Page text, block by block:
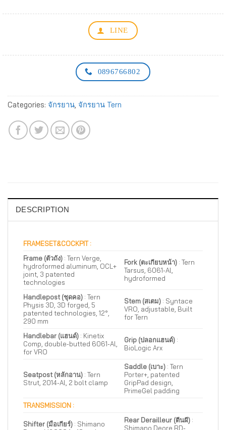
LINE
0896766802
Categories: จักรยาน, จักรยาน Tern
DESCRIPTION
FRAMESET&COCKPIT :
Frame (ตัวถัง) : Tern Verge,
hydroformed aluminum, OCL+
joint, 3 patented
technologies
Fork (ตะเกียบหน้า) : Tern
Tarsus, 6061-Al,
hydroformed
Handlepost (ชุดคอ) : Tern
Physis 3D, 3D forged, 5
patented technologies, 12°,
290 mm
Stem (สเตม) : Syntace
VRO, adjustable, Built
for Tern
Handlebar (แฮนด์) : Kinetix
Comp, double-butted 6061-Al,
for VRO
Grip (ปลอกแฮนด์) :
BioLogic Arx
Seatpost (หลักอาน) : Tern
Strut, 2014-Al, 2 bolt clamp
Saddle (เบาะ) : Tern
Porter+, patented
GripPad design,
PrimeGel padding
TRANSMISSION :
Shifter (มือเกียร์) : Shimano
Rear Derailleur (ตีนผี) :
Shimano Deore RD-